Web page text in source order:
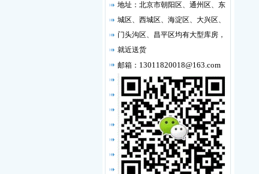
地址：北京市朝阳区、通州区、东
城区、西城区、海淀区、大兴区、
门头沟区、昌平区均有大型库房，
就近送货
邮箱： 13011820018@163.com